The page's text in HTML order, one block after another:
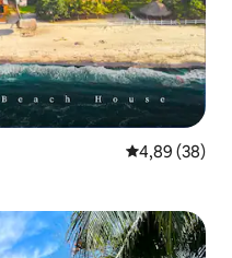
4,89 de uma
4,89 (38)